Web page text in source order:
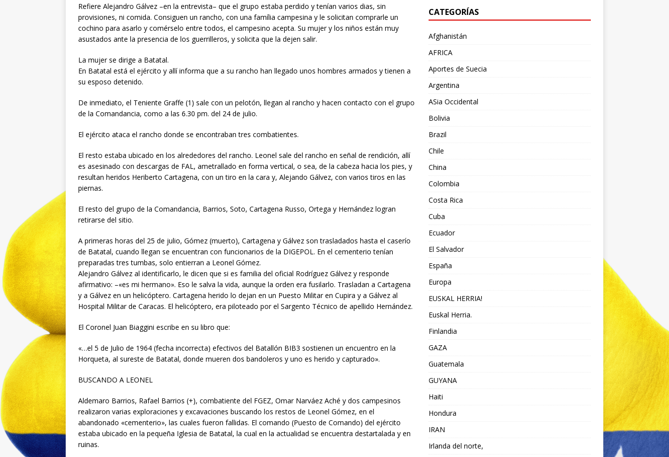
Refiere Alejandro Gálvez –en la entrevista– que el grupo estaba perdido y tenían varios dias, sin
provisiones, ni comida. Consiguen un rancho, con una família campesina y le solicitan comprarle un
cochino para asarlo y comérselo entre todos, el campesino acepta. Su mujer y los niños están muy
asustados ante la presencia de los guerrilleros, y solicita que la dejen salir.
La mujer se dirige a Batatal.
En Batatal está el ejército y allí informa que a su rancho han llegado unos hombres armados y tienen a
su esposo detenido.
De inmediato, el Teniente Graffe (1) sale con un pelotón, llegan al rancho y hacen contacto con el grupo
de la Comandancia, como a las 6.30 pm. del 24 de julio.
El ejército ataca el rancho donde se encontraban tres combatientes.
El resto estaba ubicado en los alrededores del rancho. Leonel sale del rancho en señal de rendición, allí
es asesinado con descargas de FAL, ametrallado en forma vertical, o sea, de la cabeza hacia los pies, y
resultan heridos Heriberto Cartagena, con un tiro en la cara y, Alejando Gálvez, con varios tiros en las
piernas.
El resto del grupo de la Comandancia, Barrios, Soto, Cartagena Russo, Ortega y Hernández logran
retirarse del sitio.
A primeras horas del 25 de julio, Gómez (muerto), Cartagena y Gálvez son trasladados hasta el caserío
de Batatal, cuando llegan se encuentran con funcionarios de la DIGEPOL. En el cementerio tenían
preparadas tres tumbas, solo entierran a Leonel Gómez.
Alejandro Gálvez al identificarlo, le dicen que si es familia del oficial Rodríguez Gálvez y responde
afirmativo: –«es mi hermano». Eso le salva la vida, aunque la orden era fusilarlo. Trasladan a Cartagena
y a Gálvez en un helicóptero. Cartagena herido lo dejan en un Puesto Militar en Cupira y a Gálvez al
Hospital Militar de Caracas. El helicóptero, era piloteado por el Sargento Técnico de apellido Hernández.
El Coronel Juan Biaggini escribe en su libro que:
«…el 5 de Julio de 1964 (fecha incorrecta) efectivos del Batallón BIB3 sostienen un encuentro en la
Horqueta, al sureste de Batatal, donde mueren dos bandoleros y uno es herido y capturado».
BUSCANDO A LEONEL
Aldemaro Barrios, Rafael Barrios (+), combatiente del FGEZ, Omar Narváez Aché y dos campesinos
realizaron varias exploraciones y excavaciones buscando los restos de Leonel Gómez, en el
abandonado «cementerio», las cuales fueron fallidas. El comando (Puesto de Comando) del ejército
estaba ubicado en la pequeña Iglesia de Batatal, la cual en la actualidad se encuentra destartalada y en
ruinas.
CATEGORÍAS
Afghanistán
AFRICA
Aportes de Suecia
Argentina
ASia Occidental
Bolivia
Brazil
Chile
China
Colombia
Costa Rica
Cuba
Ecuador
El Salvador
España
Europa
EUSKAL HERRIA!
Euskal Herria.
Finlandia
GAZA
Guatemala
GUYANA
Haiti
Hondura
IRAN
Irlanda del norte,